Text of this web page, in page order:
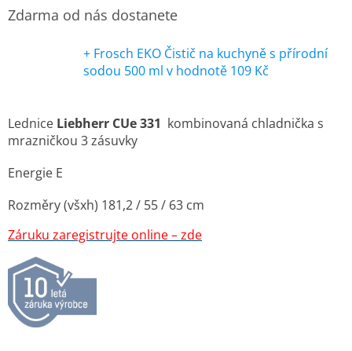
Zdarma od nás dostanete
+ Frosch EKO Čistič na kuchyně s přírodní
sodou 500 ml v hodnotě 109 Kč
Lednice Liebherr CUe 331 kombinovaná chladnička s
mrazničkou 3 zásuvky
Energie E
Rozměry (všxh) 181,2 / 55 / 63 cm
Záruku zaregistrujte online – zde